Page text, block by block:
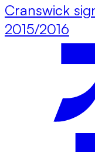
Cranswick
2015/2016